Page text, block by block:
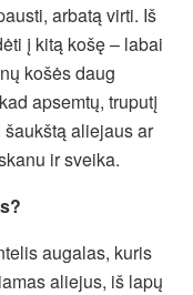
arbatą virti. Iš
į kitą košę – labai
košės daug
apsemtų, truputį
aliejaus ar
ir sveika.
augalas, kuris
aliejus, iš lapų